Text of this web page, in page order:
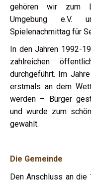
gehören wir zum
Umgebung e.V.
Spielenachmittag für
In den Jahren 1992-
zahlreichen
durchgeführt. Im
erstmals an dem
werden – Bürger
und wurde zum
gewählt.
Die Gemeinde
Den Anschluss an die